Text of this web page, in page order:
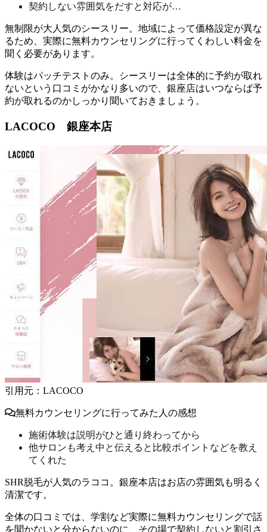
契約しない雰囲気をだすと対応が…
無制限が大人気のシースリー。 地域によって価格設定が異な
るため、実際に無料カウンセリングに行ってくわしい料金を
聞く必要があります。
体験はパッチテストのみ。シースリーは全体的に予約が取れ
ないという口コミがかなり多いので、銀座店はいつならば予
約が取れるのかしっかり聞いておきましょう。
LACOCO 銀座本店
引用元：LACOCO
無料カウンセリングに行ってみた人の感想
施術体験は説明がひと通り終わってから
他サロンも考え中と伝えると比較ポイントなどを教え
てくれた
SHR脱毛が人気のラココ。銀座本店はお店の雰囲気も明るく
清潔です。
全体の口コミでは、 学割など実際に無料カウンセリングで話
を聞かないと分からないのに、その場で契約しないと割引さ